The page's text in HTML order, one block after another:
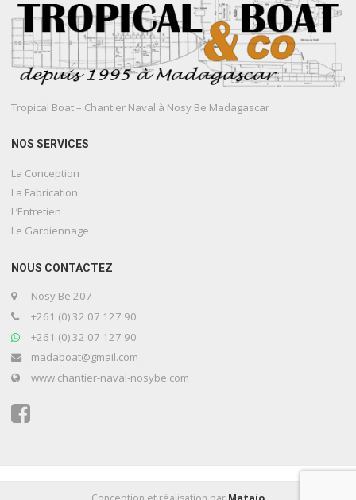
Tropical Boat – Chantier Naval à Nosy Be Madagascar
NOS SERVICES
La Conception
La Fabrication
L’Entretien
Le Gardiennage
NOUS CONTACTEZ
Nosy Be 207
+261 (0) 32 07 127 90
+261 (0) 32 07 127 90
madaboat@gmail.com
www.chantier-naval-nosybe.com